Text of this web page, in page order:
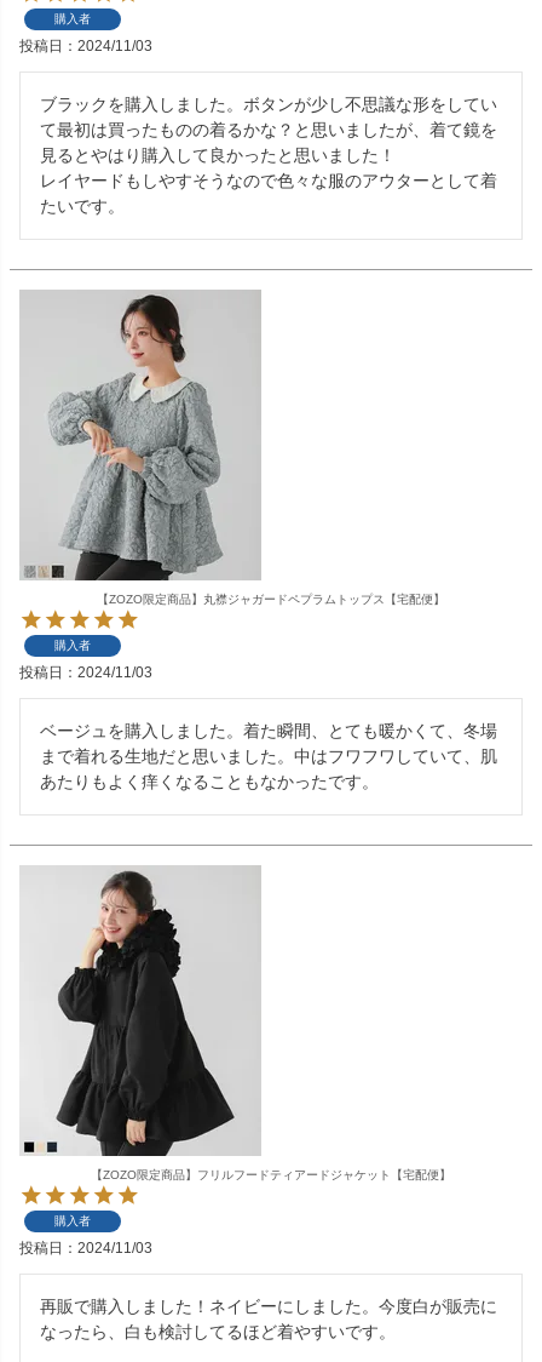
購入者
投稿日 2024/11/03
ブラックを購入しました。ボタンが少し不思議な形をしてい
て最初は買ったものの着るかな？と思いましたが、着て鏡を
見るとやはり購入して良かったと思いました！
レイヤードもしやすそうなので色々な服のアウターとして着
たいです。
【ZOZO限定商品】丸襟ジャガードペプラムトップス【宅配便】
購入者
投稿日 2024/11/03
ベージュを購入しました。着た瞬間、とても暖かくて、冬場
まで着れる生地だと思いました。中はフワフワしていて、肌
あたりもよく痒くなることもなかったです。
【ZOZO限定商品】フリルフードティアードジャケット【宅配便】
購入者
投稿日 2024/11/03
再販で購入しました！ネイビーにしました。今度白が販売に
なったら、白も検討してるほど着やすいです。